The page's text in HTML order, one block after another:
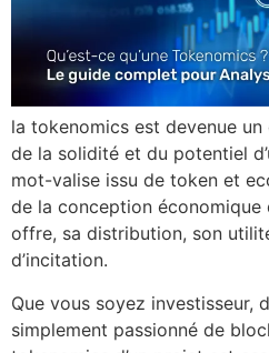
la tokenomics est devenue
de la solidité et du potentiel
mot-valise issu de token et
de la conception économique
offre, sa distribution, son
d’incitation.
Que vous soyez investisseur,
simplement passionné de